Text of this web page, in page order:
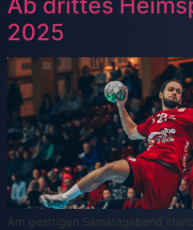
Ab drittes
2025
Am gestrigen Samstagabend